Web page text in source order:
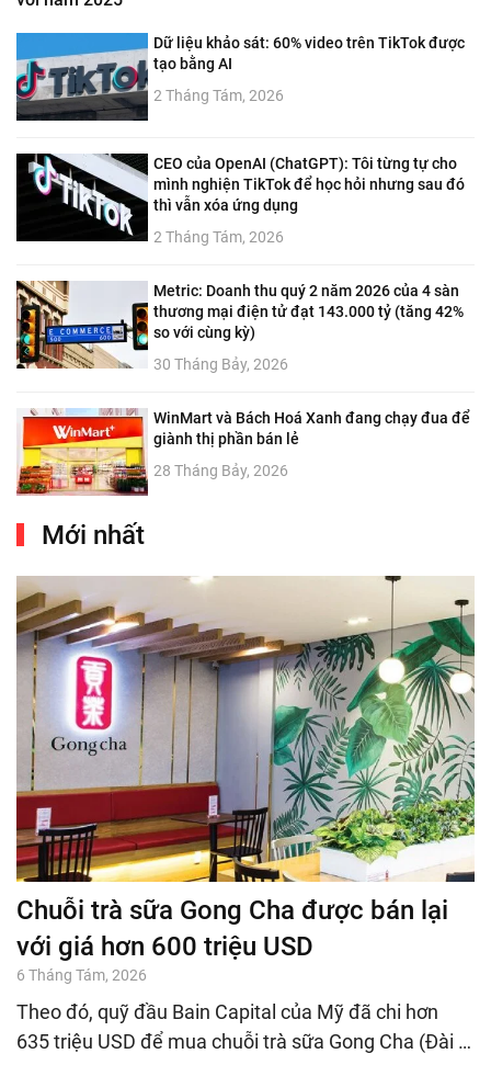
Dữ liệu khảo sát: 60% video trên TikTok được
tạo bằng AI
2 Tháng Tám, 2026
CEO của OpenAI (ChatGPT): Tôi từng tự cho
mình nghiện TikTok để học hỏi nhưng sau đó
thì vẫn xóa ứng dụng
2 Tháng Tám, 2026
Metric: Doanh thu quý 2 năm 2026 của 4 sàn
thương mại điện tử đạt 143.000 tỷ (tăng 42%
so với cùng kỳ)
30 Tháng Bảy, 2026
WinMart và Bách Hoá Xanh đang chạy đua để
giành thị phần bán lẻ
28 Tháng Bảy, 2026
Mới nhất
Chuỗi trà sữa Gong Cha được bán lại
với giá hơn 600 triệu USD
6 Tháng Tám, 2026
Theo đó, quỹ đầu Bain Capital của Mỹ đã chi hơn
635 triệu USD để mua chuỗi trà sữa Gong Cha (Đài …